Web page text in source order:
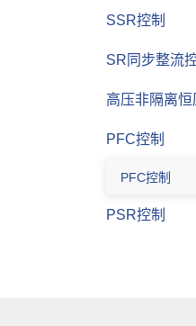
SSR控制
SR同步整流
高压非隔离恒
PFC控制
PFC控制
PSR控制